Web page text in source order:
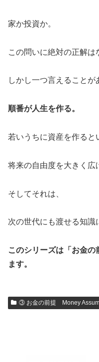
家か投資か。
この問いに絶対の正解は
しかし一つ言えることが
順番が人生を作る。
若いうちに資産を作ると
将来の自由度を大きく広
そしてそれは、
次の世代にも渡せる知識
このシリーズは「お金
ます。
③ お金の前提 Money